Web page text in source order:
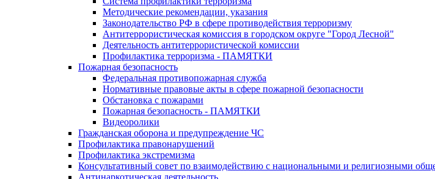
Методические рекомендации, указания
Законодательство РФ в сфере противодействия терроризму
Антитеррористическая комиссия в городском округе "Город Лесной"
Деятельность антитеррористической комиссии
Профилактика терроризма - ПАМЯТКИ
Пожарная безопасность
Федеральная противопожарная служба
Нормативные правовые акты в сфере пожарной безопасности
Обстановка с пожарами
Пожарная безопасность - ПАМЯТКИ
Видеоролики
Гражданская оборона и предупреждение ЧС
Профилактика правонарушений
Профилактика экстремизма
Консультативный совет по взаимодействию с национальными и религиозными
Антинаркотическая деятельность